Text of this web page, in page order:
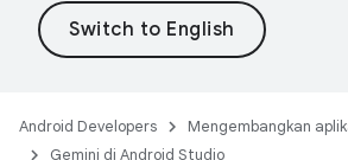
Android Developers Mengembangkan
Gemini di Android Studio